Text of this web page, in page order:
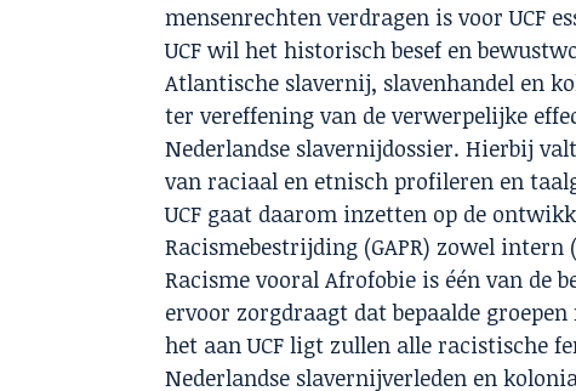
mensenrechten verdragen is voor UCF
UCF wil het historisch besef en
Atlantische slavernij, slavenhandel en
ter vereffening van de verwerpelijke
Nederlandse slavernijdossier. Hierbij
van raciaal en etnisch profileren en
UCF gaat daarom inzetten op de
Racismebestrijding (GAPR) zowel
Racisme vooral Afrofobie is één van de
ervoor zorgdraagt dat bepaalde
het aan UCF ligt zullen alle racistische
Nederlandse slavernijverleden en